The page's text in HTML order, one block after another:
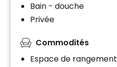
Bain - douche
Privée
Commodités
Espace de rangement